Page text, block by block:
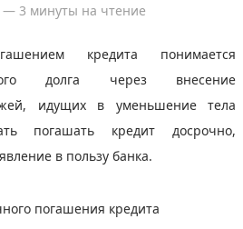
— 3 минуты на чтение
кредита понимается
долга через внесение
идущих в уменьшение тела
погашать кредит досрочно,
в пользу банка.
погашения кредита